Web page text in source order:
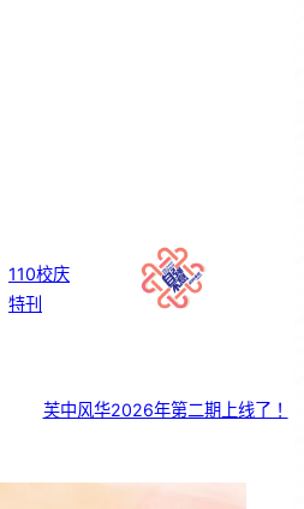
110校庆
特刊
芙中风华2026年第二期上线了！